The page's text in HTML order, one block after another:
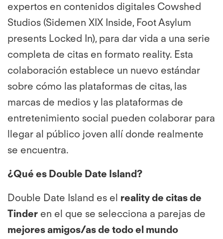
expertos en contenidos digitales Cowshed
Studios (Sidemen XIX Inside, Foot Asylum
presents Locked In), para dar vida a una serie
completa de citas en formato reality. Esta
colaboración establece un nuevo estándar
sobre cómo las plataformas de citas, las
marcas de medios y las plataformas de
entretenimiento social pueden colaborar para
llegar al público joven allí donde realmente
se encuentra.
¿Qué es Double Date Island?
Double Date Island es el reality de citas de
Tinder en el que se selecciona a parejas de
mejores amigos/as de todo el mundo